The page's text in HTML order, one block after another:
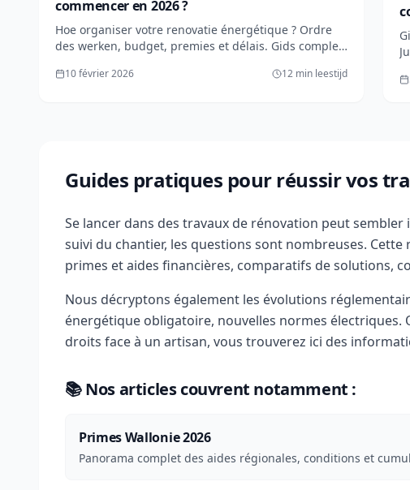
commencer en 2026 ?
Hoe organiser votre renovatie énergétique ? Ordre
des werken, budget, premies et délais. Gids complet
10 février 2026 12 min leestijd
Guides pratiques pour réussir vos
Se lancer dans des travaux de rénovation peut
suivi du chantier, les questions sont nombreuses.
primes et aides financières, comparatifs de solutions,
Nous décryptons également les évolutions
énergétique obligatoire, nouvelles normes
droits face à un artisan, vous trouverez ici des
📚 Nos articles couvrent notamment :
Primes Wallonie 2026
Panorama complet des aides régionales, conditions et